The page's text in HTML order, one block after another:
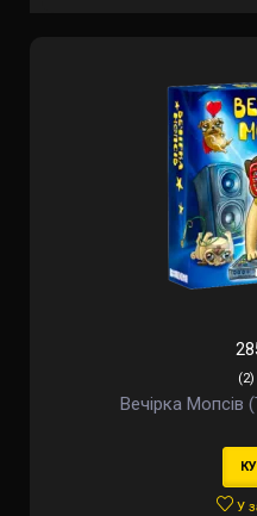
(2)
Вечірка Мопсів
У